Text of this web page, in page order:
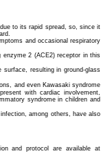
to its rapid spread, so, since it
and occasional respiratory
enzyme 2 (ACE2) receptor in this
resulting in ground-glass
and even Kawasaki syndrome
with cardiac involvement,
syndrome in children and
among others, have also
and protocol are available at